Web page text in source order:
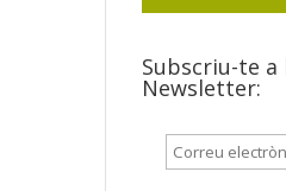
Subscriu-te a
Newsletter: